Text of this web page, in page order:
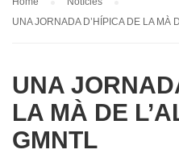
UNA JORNADA D’HÍPICA DE LA MÀ
UNA
LA MÀ DE
GMNTL